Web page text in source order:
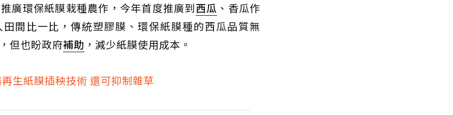
推廣環保紙膜栽種農作，今年首度推廣到西瓜 、香瓜作
間比一比，傳統塑膠膜、環保紙膜種的西瓜品質無
但也盼政府補助 ，減少紙膜使用成本。
生紙膜插秧技術 還可抑制雜草